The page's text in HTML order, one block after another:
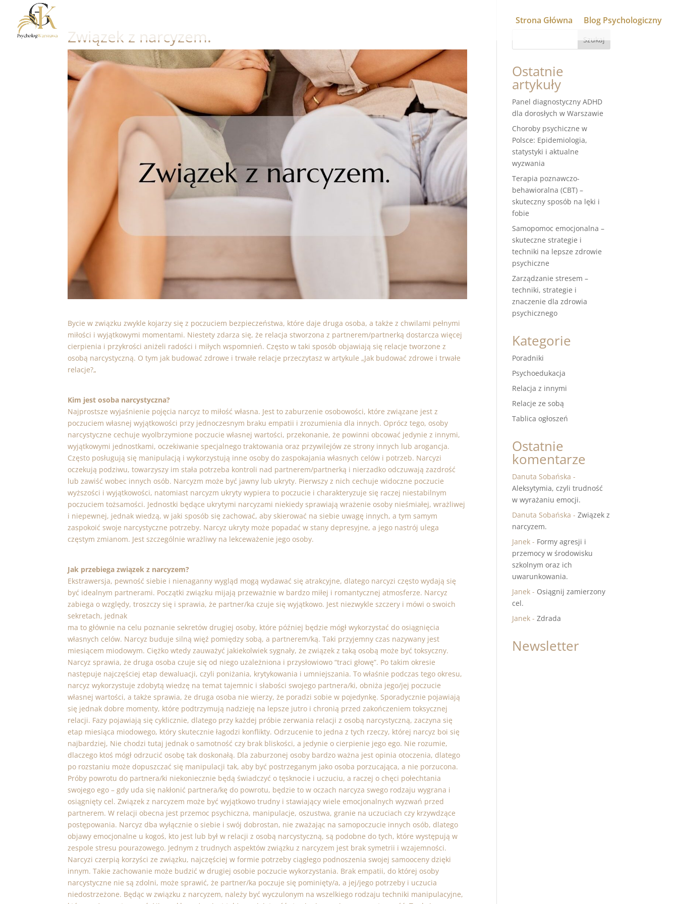
Strona Główna Blog Psychologiczny
Związek z narcyzem.
Bycie w związku zwykle kojarzy się z poczuciem bezpieczeństwa, które daje druga osoba, a także z chwilami pełnymi
miłości i wyjątkowymi momentami. Niestety zdarza się, że relacja stworzona z partnerem/partnerką dostarcza więcej
cierpienia i przykrości aniżeli radości i miłych wspomnień. Często w taki sposób objawiają się relacje tworzone z
osobą narcystyczną. O tym jak budować zdrowe i trwałe relacje przeczytasz w artykule „Jak budować zdrowe i trwałe
relacje?„
Kim jest osoba narcystyczna?
Najprostsze wyjaśnienie pojęcia narcyz to miłość własna. Jest to zaburzenie osobowości, które związane jest z
poczuciem własnej wyjątkowości przy jednoczesnym braku empatii i zrozumienia dla innych. Oprócz tego, osoby
narcystyczne cechuje wyolbrzymione poczucie własnej wartości, przekonanie, że powinni obcować jedynie z innymi,
wyjątkowymi jednostkami, oczekiwanie specjalnego traktowania oraz przywilejów ze strony innych lub arogancja.
Często posługują się manipulacją i wykorzystują inne osoby do zaspokajania własnych celów i potrzeb. Narcyzi
oczekują podziwu, towarzyszy im stała potrzeba kontroli nad partnerem/partnerką i nierzadko odczuwają zazdrość
lub zawiść wobec innych osób. Narcyzm może być jawny lub ukryty. Pierwszy z nich cechuje widoczne poczucie
wyższości i wyjątkowości, natomiast narcyzm ukryty wypiera to poczucie i charakteryzuje się raczej niestabilnym
poczuciem tożsamości. Jednostki będące ukrytymi narcyzami niekiedy sprawiają wrażenie osoby nieśmiałej, wrażliwej
i niepewnej, jednak wiedzą, w jaki sposób się zachować, aby skierować na siebie uwagę innych, a tym samym
zaspokoić swoje narcystyczne potrzeby. Narcyz ukryty może popadać w stany depresyjne, a jego nastrój ulega
częstym zmianom. Jest szczególnie wrażliwy na lekceważenie jego osoby.
Jak przebiega związek z narcyzem?
Ekstrawersja, pewność siebie i nienaganny wygląd mogą wydawać się atrakcyjne, dlatego narcyzi często wydają się
być idealnym partnerami. Początki związku mijają przeważnie w bardzo miłej i romantycznej atmosferze. Narcyz
zabiega o względy, troszczy się i sprawia, że partner/ka czuje się wyjątkowo. Jest niezwykle szczery i mówi o swoich
sekretach, jednak
ma to głównie na celu poznanie sekretów drugiej osoby, które później będzie mógł wykorzystać do osiągnięcia
własnych celów. Narcyz buduje silną więź pomiędzy sobą, a partnerem/ką. Taki przyjemny czas nazywany jest
miesiącem miodowym. Ciężko wtedy zauważyć jakiekolwiek sygnały, że związek z taką osobą może być toksyczny.
Narcyz sprawia, że druga osoba czuje się od niego uzależniona i przysłowiowo “traci głowę”. Po takim okresie
następuje najczęściej etap dewaluacji, czyli poniżania, krytykowania i umniejszania. To właśnie podczas tego okresu,
narcyz wykorzystuje zdobytą wiedzę na temat tajemnic i słabości swojego partnera/ki, obniża jego/jej poczucie
własnej wartości, a także sprawia, że druga osoba nie wierzy, że poradzi sobie w pojedynkę. Sporadycznie pojawiają
się jednak dobre momenty, które podtrzymują nadzieję na lepsze jutro i chronią przed zakończeniem toksycznej
relacji. Fazy pojawiają się cyklicznie, dlatego przy każdej próbie zerwania relacji z osobą narcystyczną, zaczyna się
etap miesiąca miodowego, który skutecznie łagodzi konflikty. Odrzucenie to jedna z tych rzeczy, której narcyz boi się
najbardziej, Nie chodzi tutaj jednak o samotność czy brak bliskości, a jedynie o cierpienie jego ego. Nie rozumie,
dlaczego ktoś mógł odrzucić osobę tak doskonałą. Dla zaburzonej osoby bardzo ważna jest opinia otoczenia, dlatego
po rozstaniu może dopuszczać się manipulacji tak, aby być postrzeganym jako osoba porzucająca, a nie porzucona.
Próby powrotu do partnera/ki niekoniecznie będą świadczyć o tęsknocie i uczuciu, a raczej o chęci połechtania
swojego ego – gdy uda się nakłonić partnera/kę do powrotu, będzie to w oczach narcyza swego rodzaju wygrana i
osiągnięty cel. Związek z narcyzem może być wyjątkowo trudny i stawiający wiele emocjonalnych wyzwań przed
partnerem. W relacji obecna jest przemoc psychiczna, manipulacje, oszustwa, granie na uczuciach czy krzywdzące
postępowania. Narcyz dba wyłącznie o siebie i swój dobrostan, nie zważając na samopoczucie innych osób, dlatego
objawy emocjonalne u kogoś, kto jest lub był w relacji z osobą narcystyczną, są podobne do tych, które występują w
zespole stresu pourazowego. Jednym z trudnych aspektów związku z narcyzem jest brak symetrii i wzajemności.
Narcyzi czerpią korzyści ze związku, najczęściej w formie potrzeby ciągłego podnoszenia swojej samooceny dzięki
innym. Takie zachowanie może budzić w drugiej osobie poczucie wykorzystania. Brak empatii, do której osoby
narcystyczne nie są zdolni, może sprawić, że partner/ka poczuje się pominięty/a, a jej/jego potrzeby i uczucia
niedostrzeżone. Będąc w związku z narcyzem, należy być wyczulonym na wszelkiego rodzaju techniki manipulacyjne,
Szukaj
Ostatnie
artykuły
Panel diagnostyczny ADHD
dla dorosłych w Warszawie
Choroby psychiczne w
Polsce: Epidemiologia,
statystyki i aktualne
wyzwania
Terapia poznawczo-
behawioralna (CBT) –
skuteczny sposób na lęki i
fobie
Samopomoc emocjonalna –
skuteczne strategie i
techniki na lepsze zdrowie
psychiczne
Zarządzanie stresem –
techniki, strategie i
znaczenie dla zdrowia
psychicznego
Kategorie
Poradniki
Psychoedukacja
Relacja z innymi
Relacje ze sobą
Tablica ogłoszeń
Ostatnie
komentarze
Danuta Sobańska -
Aleksytymia, czyli trudność
w wyrażaniu emocji.
Danuta Sobańska -Związek z
narcyzem.
Janek - Formy agresji i
przemocy w środowisku
szkolnym oraz ich
uwarunkowania.
Janek - Osiągnij zamierzony
cel.
Janek -Zdrada
Newsletter